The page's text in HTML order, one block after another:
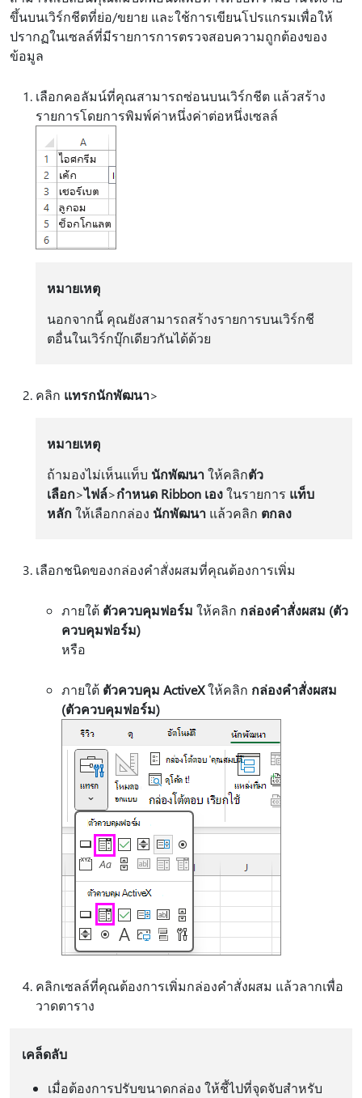
ขึ้นบนเวิร์กชีตที่ย่อ/ขยาย และใช้การเขียนโปรแกรมเพื่อให้
ปรากฏในเซลล์ที่มีรายการการตรวจสอบความถูกต้องของ
ข้อมูล
เลือกคอลัมน์ที่คุณสามารถซ่อนบนเวิร์กชีต แล้วสร้าง
รายการโดยการพิมพ์ค่าหนึ่งค่าต่อหนึ่งเซลล์
หมายเหตุ
นอกจากนี้ คุณยังสามารถสร้างรายการบนเวิร์กชี
ตอื่นในเวิร์กบุ๊กเดียวกันได้ด้วย
คลิก แทรกนักพัฒนา>
หมายเหตุ
ถ้ามองไม่เห็นแท็บ นักพัฒนาให้คลิกตัว
เลือก>ไฟล์>กําหนด Ribbon เองในรายการ แท็บ
หลัก ให้เลือกกล่อง นักพัฒนาแล้วคลิก ตกลง
เลือกชนิดของกล่องคำสั่งผสมที่คุณต้องการเพิ่ม
ภายใต้ ตัวควบคุมฟอร์ม ให้คลิก กล่องคําสั่งผสม (ตัว
ควบคุมฟอร์ม)
หรือ
ภายใต้ ตัวควบคุม ActiveXให้คลิก กล่องคำสั่งผสม
(ตัวควบคุมฟอร์ม)
คลิกเซลล์ที่คุณต้องการเพิ่มกล่องคำสั่งผสม แล้วลากเพื่อ
วาดตาราง
เคล็ดลับ
เมื่อต้องการปรับขนาดกล่อง ให้ชี้ไปที่จุดจับสำหรับ